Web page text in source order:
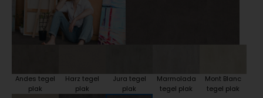
Andes tegel
plak
Harz tegel
plak
Jura tegel
plak
Marmolada
tegel plak
Mont Blanc
tegel plak